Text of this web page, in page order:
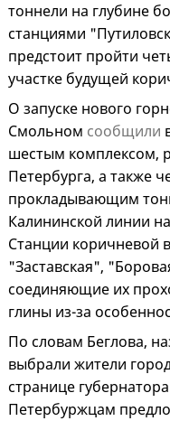
тоннели на глубине
станциями
предстоит пройти
участке будущей
О запуске нового
Смольном сообщили
шестым комплексом,
Петербурга, а также
прокладывающим
Калининской линии
Станции коричневой
"Заставская",
соединяющие их
глины из-за
По словам Беглова,
выбрали жители
странице
Петербуржцам